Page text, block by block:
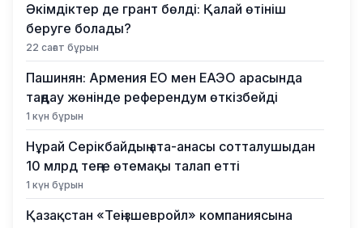
Әкімдіктер де грант бөлді: Қалай өтініш
беруге болады?
22 сағат бұрын
Пашинян: Армения ЕО мен ЕАЭО арасында
таңдау жөнінде референдум өткізбейді
1 күн бұрын
Нұрай Серікбайдың ата-анасы сотталушыдан
10 млрд теңге өтемақы талап етті
1 күн бұрын
Қазақстан «Теңізшевройл» компаниясына